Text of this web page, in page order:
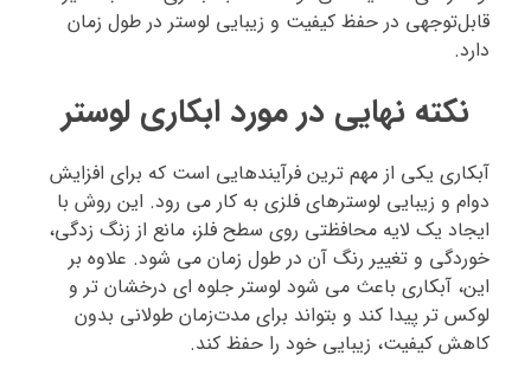
قابل‌توجهی در حفظ کیفیت و زیبایی لوستر در طول زمان
دارد.
نکته نهایی در مورد ابکاری لوستر
آبکاری یکی از مهم‌ ترین فرآیندهایی است که برای افزایش
دوام و زیبایی لوسترهای فلزی به کار می‌ رود. این روش با
ایجاد یک لایه محافظتی روی سطح فلز، مانع از زنگ‌ زدگی،
خوردگی و تغییر رنگ آن در طول زمان می‌ شود. علاوه بر
این، آبکاری باعث می‌ شود لوستر جلوه‌ ای درخشان‌ تر و
لوکس‌ تر پیدا کند و بتواند برای مدت‌زمان طولانی بدون
کاهش کیفیت، زیبایی خود را حفظ کند.